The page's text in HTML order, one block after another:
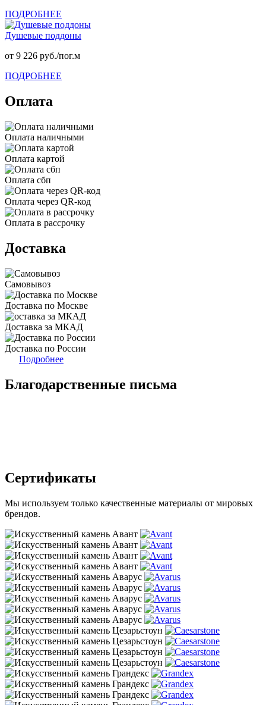
ПОДРОБНЕЕ
Душевые поддоны
от 9 226 руб./пог.м
ПОДРОБНЕЕ
Оплата
Оплата наличными
Оплата картой
Оплата сбп
Оплата через QR-код
Оплата в рассрочку
Доставка
Самовывоз
Доставка по Москве
Доставка за МКАД
Доставка по России
Подробнее
Благодарственные письма
Сертификаты
Мы используем только качественные материалы от мировых
брендов.